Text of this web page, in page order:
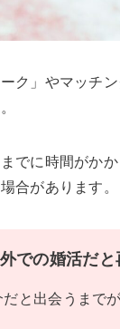
ク」やマッチ
でに時間がか
合があります。
での婚活だ
と出会うまで